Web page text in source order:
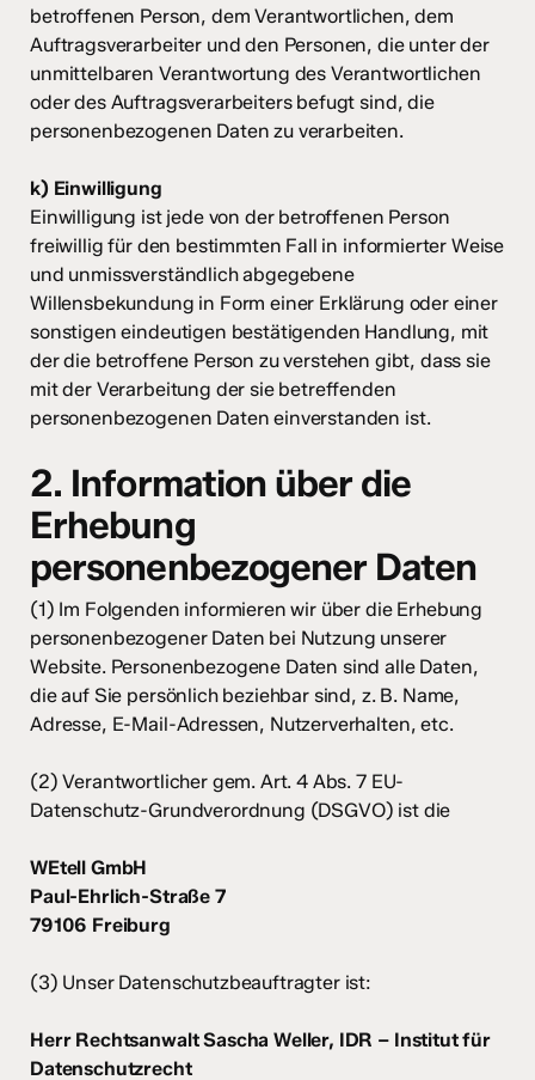
betroffenen Person, dem Verantwortlichen, dem
Auftragsverarbeiter und den Personen, die unter der
unmittelbaren Verantwortung des Verantwortlichen
oder des Auftragsverarbeiters befugt sind, die
personenbezogenen Daten zu verarbeiten.
k) Einwilligung
Einwilligung ist jede von der betroffenen Person
freiwillig für den bestimmten Fall in informierter Weise
und unmissverständlich abgegebene
Willensbekundung in Form einer Erklärung oder einer
sonstigen eindeutigen bestätigenden Handlung, mit
der die betroffene Person zu verstehen gibt, dass sie
mit der Verarbeitung der sie betreffenden
personenbezogenen Daten einverstanden ist.
2. Information über die
Erhebung
personenbezogener Daten
(1) Im Folgenden informieren wir über die Erhebung
personenbezogener Daten bei Nutzung unserer
Website. Personenbezogene Daten sind alle Daten,
die auf Sie persönlich beziehbar sind, z. B. Name,
Adresse, E-Mail-Adressen, Nutzerverhalten, etc.
(2) Verantwortlicher gem. Art. 4 Abs. 7 EU-
Datenschutz-Grundverordnung (DSGVO) ist die
WEtell GmbH
Paul-Ehrlich-Straße 7
79106 Freiburg
(3) Unser Datenschutzbeauftragter ist:
Herr Rechtsanwalt Sascha Weller, IDR – Institut für
Datenschutzrecht